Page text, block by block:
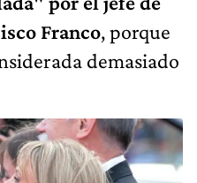
Franco, porque
demasiado